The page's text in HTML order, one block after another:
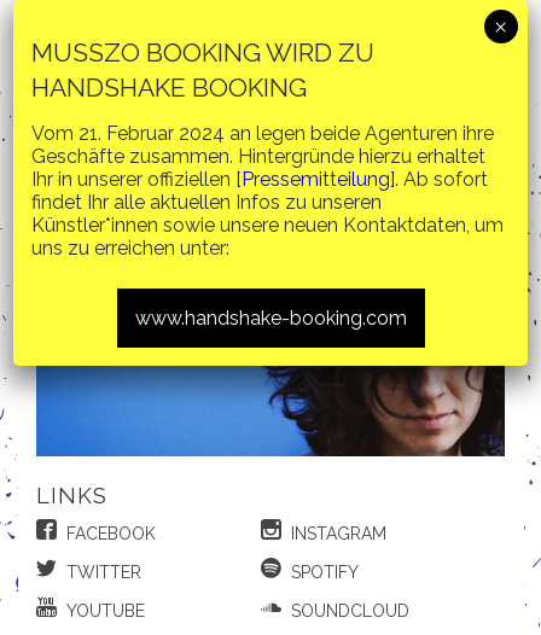
LAURA CAHEN
NEO-CHANSON POP INDIE-FOLK WORLD
LINKS
FACEBOOK
INSTAGRAM
TWITTER
SPOTIFY
YOUTUBE
SOUNDCLOUD
MUSSZO BOOKING WIRD ZU
HANDSHAKE BOOKING
Vom 21. Februar 2024 an legen beide Agenturen ihre
Geschäfte zusammen. Hintergründe hierzu erhaltet
Ihr in unserer offiziellen [Pressemitteilung]. Ab sofort
findet Ihr alle aktuellen Infos zu unseren
Künstler*innen sowie unsere neuen Kontaktdaten, um
uns zu erreichen unter:
www.handshake-booking.com